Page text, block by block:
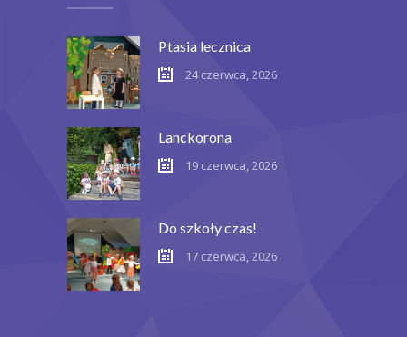
Ptasia lecznica
24 czerwca, 2026
Lanckorona
19 czerwca, 2026
Do szkoły czas!
17 czerwca, 2026